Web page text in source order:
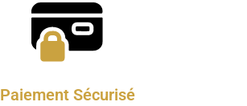
Paiement Sécurisé